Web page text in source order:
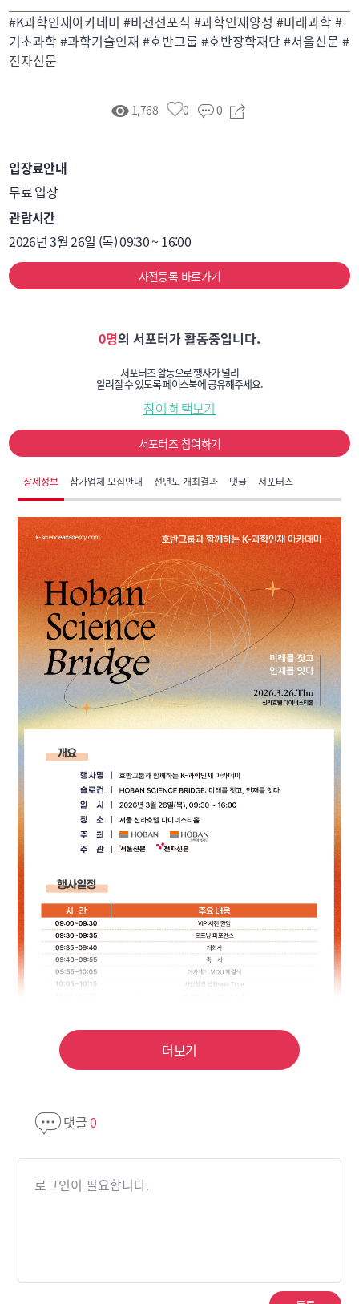
#K과학인재아카데미 #비전선포식 #과학인재양성 #미래과학 #
기초과학 #과학기술인재 #호반그룹 #호반장학재단 #서울신문 #
전자신문
1,768 0 0
입장료안내
무료 입장
관람시간
2026년 3월 26일 (목) 09:30 ~ 16:00
사전등록 바로가기
0명의 서포터가 활동중입니다.
서포터즈 활동으로 행사가 널리
알려질 수 있도록 페이스북에 공유해주세요.
참여 혜택보기
서포터즈 참여하기
상세정보 참가업체 모집안내 전년도 개최결과 댓글 서포터즈
더보기
댓글0
로그인이 필요합니다.